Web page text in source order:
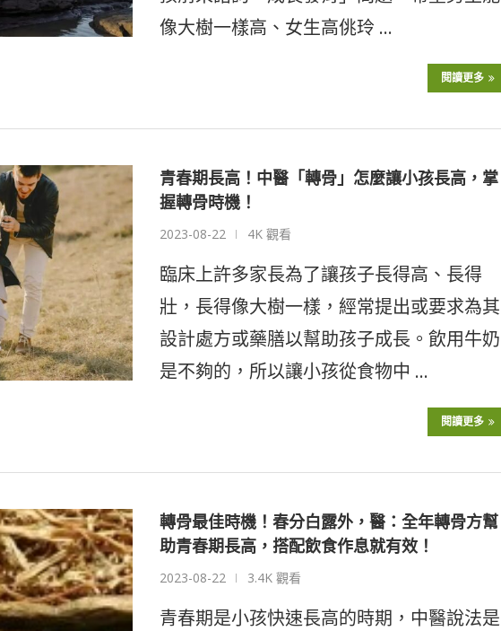
像大樹一樣高、女生高佻玲 …
閱讀更多
青春期長高！中醫「轉骨」怎麼讓小孩長高，掌
握轉骨時機！
2023-08-22 4K 觀看
臨床上許多家長為了讓孩子長得高、長得
壯，長得像大樹一樣，經常提出或要求為其
設計處方或藥膳以幫助孩子成長。飲用牛奶
是不夠的，所以讓小孩從食物中 …
閱讀更多
轉骨最佳時機！春分白露外，醫：全年轉骨方幫
助青春期長高，搭配飲食作息就有效！
2023-08-22 3.4K 觀看
青春期是小孩快速長高的時期，中醫說法是